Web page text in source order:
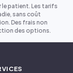
le patient. Les tarifs
sans coût
Des frais non
des options.